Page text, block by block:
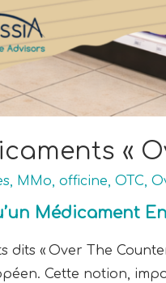
«
, MMo, officine, OTC,
Médicament
dits « Over The
Cette notion,